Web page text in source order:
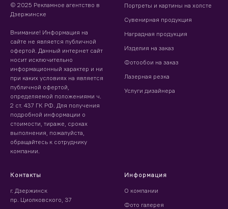
© 2025 Рекламное агентство в
Дзержинске
Внимание! Информация на
сайте не является публичной
офертой. Данный интернет сайт
носит исключительно
информационный характер и ни
при каких условиях на является
публичной офертой,
определяемой положениями ч.
2 ст. 437 ГК РФ. Для получения
подробной информации о
стоимости, тираже, сроках
выполнения, пожалуйста,
обращайтесь к сотруднику
компании.
Портреты и картины на холсте
Сувенирная продукция
Наградная продукция
Изделия на заказ
Фотообои на заказ
Лазерная резка
Услуги дизайнера
Контакты
г. Дзержинск
пр. Циолковского, 37
Информация
О компании
Фото галерея